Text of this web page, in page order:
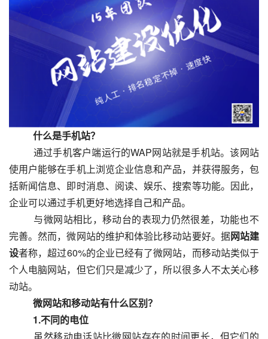
什么是手机站？
使用户能够在手机上浏览企业信息和产品，并获得服务，包
括新闻信息、即时消息、阅读、娱乐、搜索等功能。因此，
企业可以通过手机更好地选择自己和产品。
完善。然而，微网站的维护和体验比移动站要好。据网站建
设者称，超过60%的企业已经有了微网站，而移动站类似于
个人电脑网站，但它们只是减少了，所以很多人不太关心移
动站。
微网站和移动站有什么区别？
1.不同的电位